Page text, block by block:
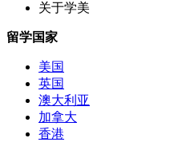
关于学美
留学国家
美国
英国
澳大利亚
加拿大
香港